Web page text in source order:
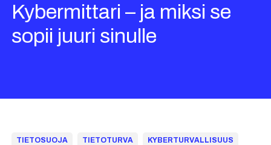
Kybermittari – ja miksi se
sopii juuri sinulle
TIETOSUOJA TIETOTURVA KYBERTURVALLISUUS